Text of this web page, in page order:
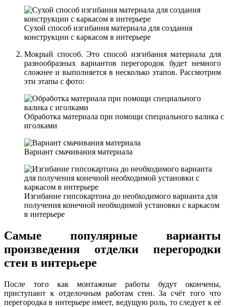
Сухой способ изгибания материала для создания
конструкции с каркасом в интерьере
Мокрый способ. Это способ изгибания материала для
разнообразных вариантов перегородок будет немного
сложнее и выполняется в несколько этапов. Рассмотрим
эти этапы с фото:
Обработка материала при помощи специального валика с
иголками
Вариант смачивания материала
Изгибание гипсокартона до необходимого варианта для
получения конечной необходимой установки с каркасом
в интерьере
Самые популярные варианты
произведения отделки перегородки
стен в интерьере
После того как монтажные работы будут окончены,
приступают к отделочным работам стен. За счёт того что
перегородка в интерьере имеет, ведущую роль, то следует к её